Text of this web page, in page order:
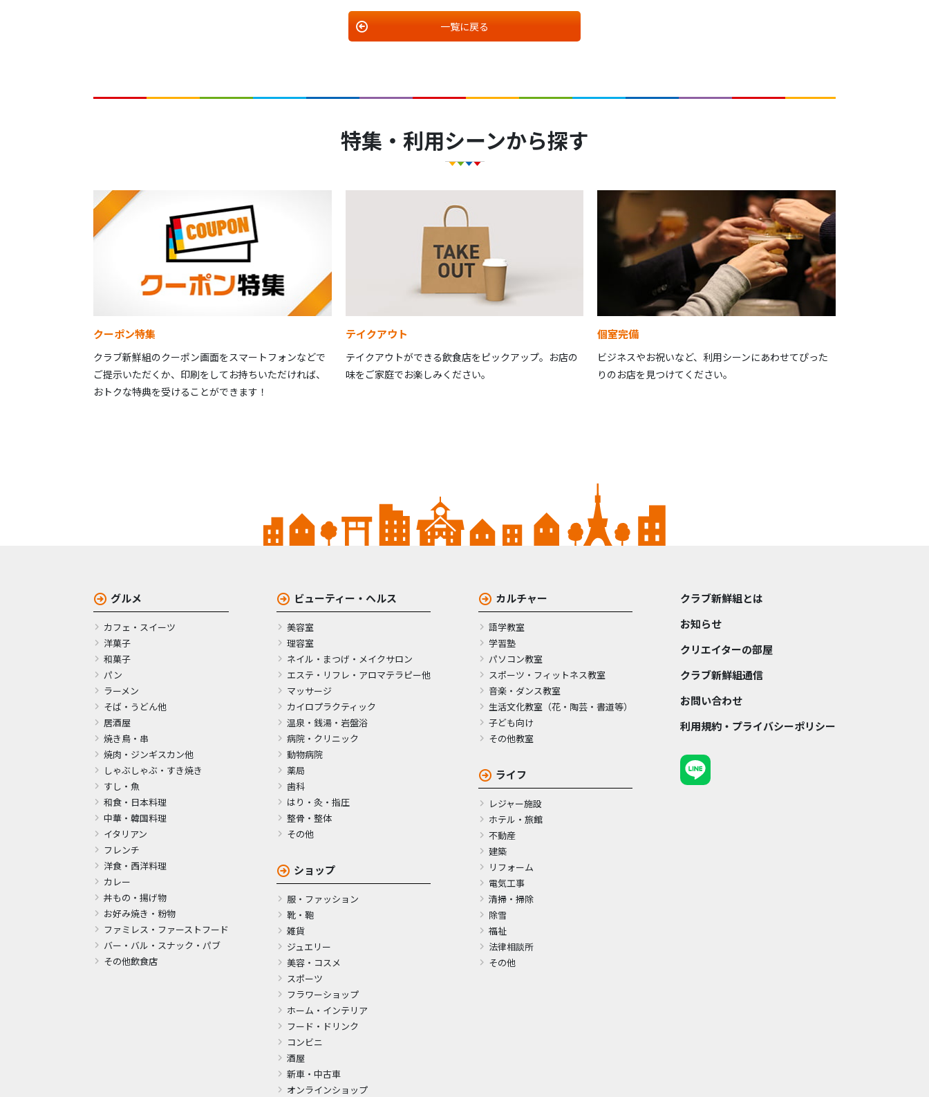
一覧に戻る
特集・利用シーンから探す
クーポン特集
クラブ新鮮組のクーポン画面をスマートフォンなどで
ご提示いただくか、印刷をしてお持ちいただければ、
おトクな特典を受けることができます！
テイクアウト
テイクアウトができる飲食店をピックアップ。お店の
味をご家庭でお楽しみください。
個室完備
ビジネスやお祝いなど、利用シーンにあわせてぴった
りのお店を見つけてください。
グルメ
カフェ・スイーツ
洋菓子
和菓子
パン
ラーメン
そば・うどん他
居酒屋
焼き鳥・串
焼肉・ジンギスカン他
しゃぶしゃぶ・すき焼き
すし・魚
和食・日本料理
中華・韓国料理
イタリアン
フレンチ
洋食・西洋料理
カレー
丼もの・揚げ物
お好み焼き・粉物
ファミレス・ファーストフード
バー・バル・スナック・パブ
その他飲食店
ビューティー・ヘルス
美容室
理容室
ネイル・まつげ・メイクサロン
エステ・リフレ・アロマテラピー他
マッサージ
カイロプラクティック
温泉・銭湯・岩盤浴
病院・クリニック
動物病院
薬局
歯科
はり・灸・指圧
整骨・整体
その他
ショップ
服・ファッション
靴・鞄
雑貨
ジュエリー
美容・コスメ
スポーツ
フラワーショップ
ホーム・インテリア
フード・ドリンク
コンビニ
酒屋
新車・中古車
オンラインショップ
カルチャー
語学教室
学習塾
パソコン教室
スポーツ・フィットネス教室
音楽・ダンス教室
生活文化教室（花・陶芸・書道等）
子ども向け
その他教室
ライフ
レジャー施設
ホテル・旅館
不動産
建築
リフォーム
電気工事
清掃・掃除
除雪
福祉
法律相談所
その他
クラブ新鮮組とは
お知らせ
クリエイターの部屋
クラブ新鮮組通信
お問い合わせ
利用規約・プライバシーポリシー